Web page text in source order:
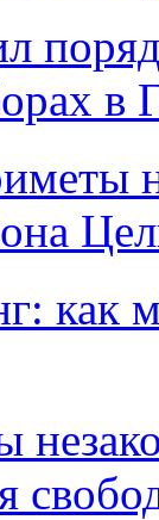
в
как